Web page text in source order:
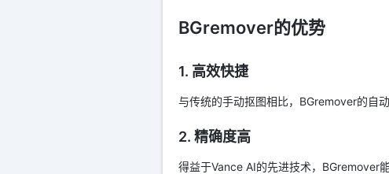
BGremover的优势
1. 高效快捷
与传统的手动抠图相比，BGremover的自
2. 精确度高
得益于Vance AI的先进技术，BGremover